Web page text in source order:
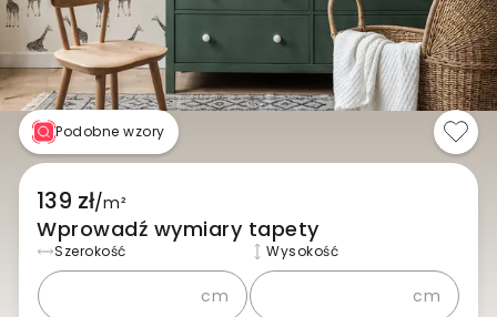
Podobne wzory
139 zł/m²
Wprowadź wymiary tapety
Szerokość
cm
Wysokość
cm